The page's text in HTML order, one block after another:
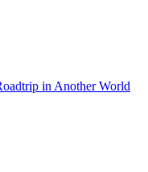
in Another World